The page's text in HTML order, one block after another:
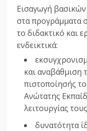
Εισαγωγή
στα προγράμματα
το διδακτικό και
ενδεικτικά:
και αναβάθμιση
πιστοποίησής
Ανώτατης
λειτουργίας
δυνατότητα